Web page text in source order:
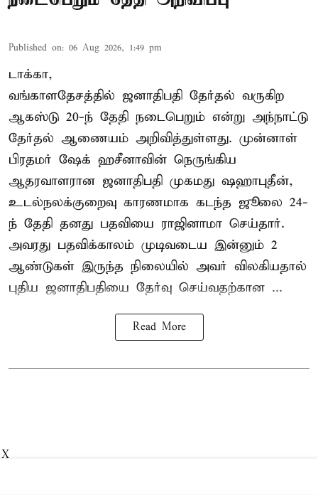
Published on: 06 Aug 2026, 1:49 pm
டாக்கா,
வங்காளதேசத்தில் ஜனாதிபதி தேர்தல் வருகிற
ஆகஸ்டு 20-ந் தேதி நடைபெறும் என்று அந்நாட்டு
தேர்தல் ஆணையம் அறிவித்துள்ளது. முன்னாள்
பிரதமர் ஷேக் ஹசீனாவின் நெருங்கிய
ஆதரவாளரான ஜனாதிபதி முகமது ஷஹாபுதீன்,
உடல்நலக்குறைவு காரணமாக கடந்த ஜூலை 24-
ந் தேதி தனது பதவியை ராஜினாமா செய்தார்.
அவரது பதவிக்காலம் முடிவடைய இன்னும் 2
ஆண்டுகள் இருந்த நிலையில் அவர் விலகியதால்
புதிய ஜனாதிபதியை தேர்வு செய்வதற்கான ...
Read More
X